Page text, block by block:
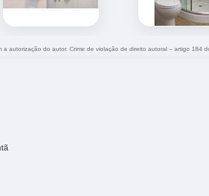
autorização do autor. Crime de violação de direito autoral – artigo 184